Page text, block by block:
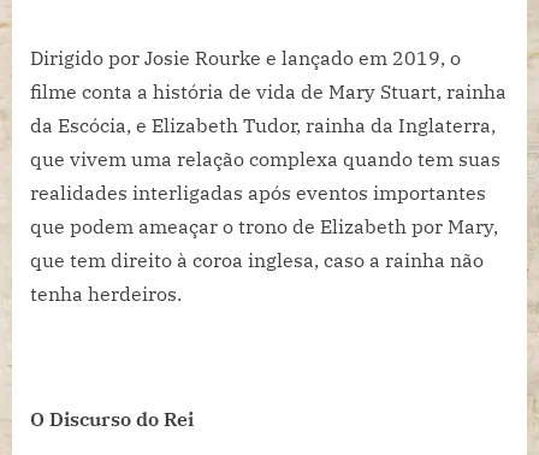
Dirigido por Josie Rourke e lançado em 2019, o
filme conta a história de vida de Mary Stuart, rainha
da Escócia, e Elizabeth Tudor, rainha da Inglaterra,
que vivem uma relação complexa quando tem suas
realidades interligadas após eventos importantes
que podem ameaçar o trono de Elizabeth por Mary,
que tem direito à coroa inglesa, caso a rainha não
tenha herdeiros.
O Discurso do Rei